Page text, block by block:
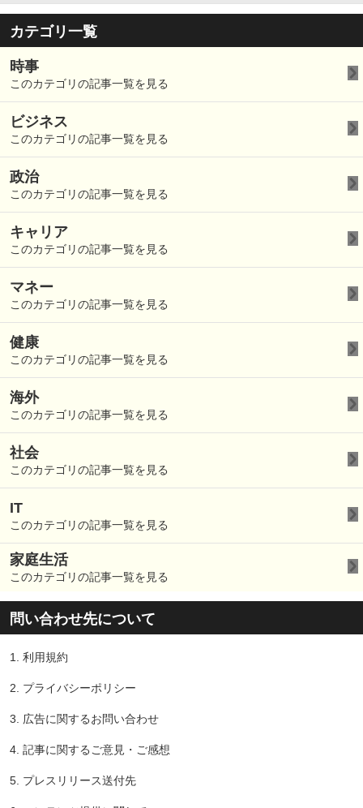
カテゴリ一覧
時事
このカテゴリの記事一覧を見る
ビジネス
このカテゴリの記事一覧を見る
政治
このカテゴリの記事一覧を見る
キャリア
このカテゴリの記事一覧を見る
マネー
このカテゴリの記事一覧を見る
健康
このカテゴリの記事一覧を見る
海外
このカテゴリの記事一覧を見る
社会
このカテゴリの記事一覧を見る
IT
このカテゴリの記事一覧を見る
家庭生活
このカテゴリの記事一覧を見る
問い合わせ先について
1. 利用規約
2. プライバシーポリシー
3. 広告に関するお問い合わせ
4. 記事に関するご意見・ご感想
5. プレスリリース送付先